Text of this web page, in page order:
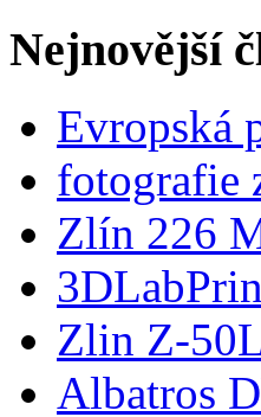
Nejnovější
Evropská
fotografie
Zlín 226
Zlin Z-
Albatros